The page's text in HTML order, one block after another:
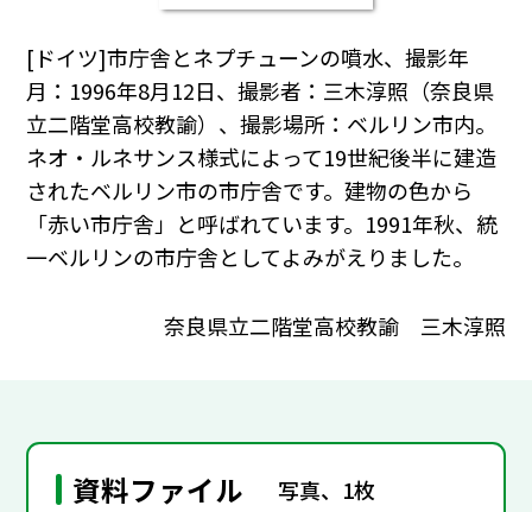
[ドイツ]市庁舎とネプチューンの噴水、撮影年
月：1996年8月12日、撮影者：三木淳照（奈良県
立二階堂高校教諭）、撮影場所：ベルリン市内。
ネオ・ルネサンス様式によって19世紀後半に建造
されたベルリン市の市庁舎です。建物の色から
「赤い市庁舎」と呼ばれています。1991年秋、統
一ベルリンの市庁舎としてよみがえりました。
奈良県立二階堂高校教諭 三木淳照
資料ファイル 写真、1枚